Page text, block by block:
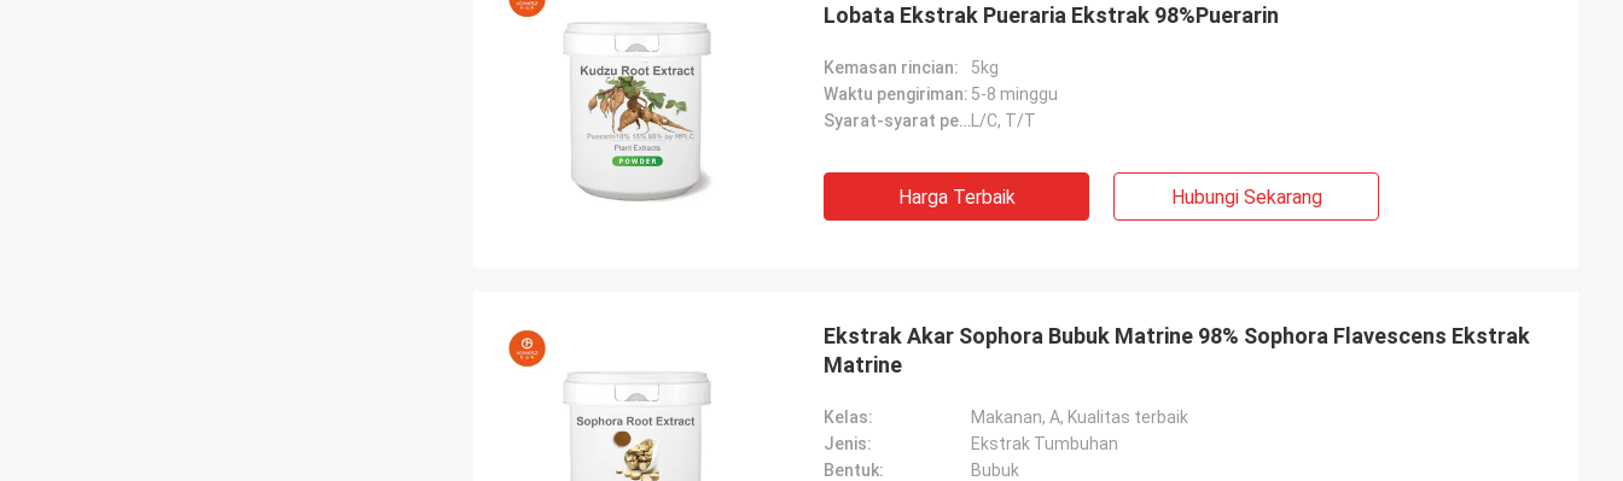
Lobata Ekstrak Pueraria Ekstrak 98%Puerarin
Kemasan rincian:
5kg
Waktu pengiriman: 5-8 minggu
Syarat-syarat pembayaran: L/C, T/T
Harga Terbaik Hubungi Sekarang
Ekstrak Akar Sophora Bubuk Matrine 98% Sophora Flavescens Ekstrak
Matrine
Kelas:
Makanan, A, Kualitas terbaik
Jenis:
Ekstrak Tumbuhan
Bentuk:
Bubuk